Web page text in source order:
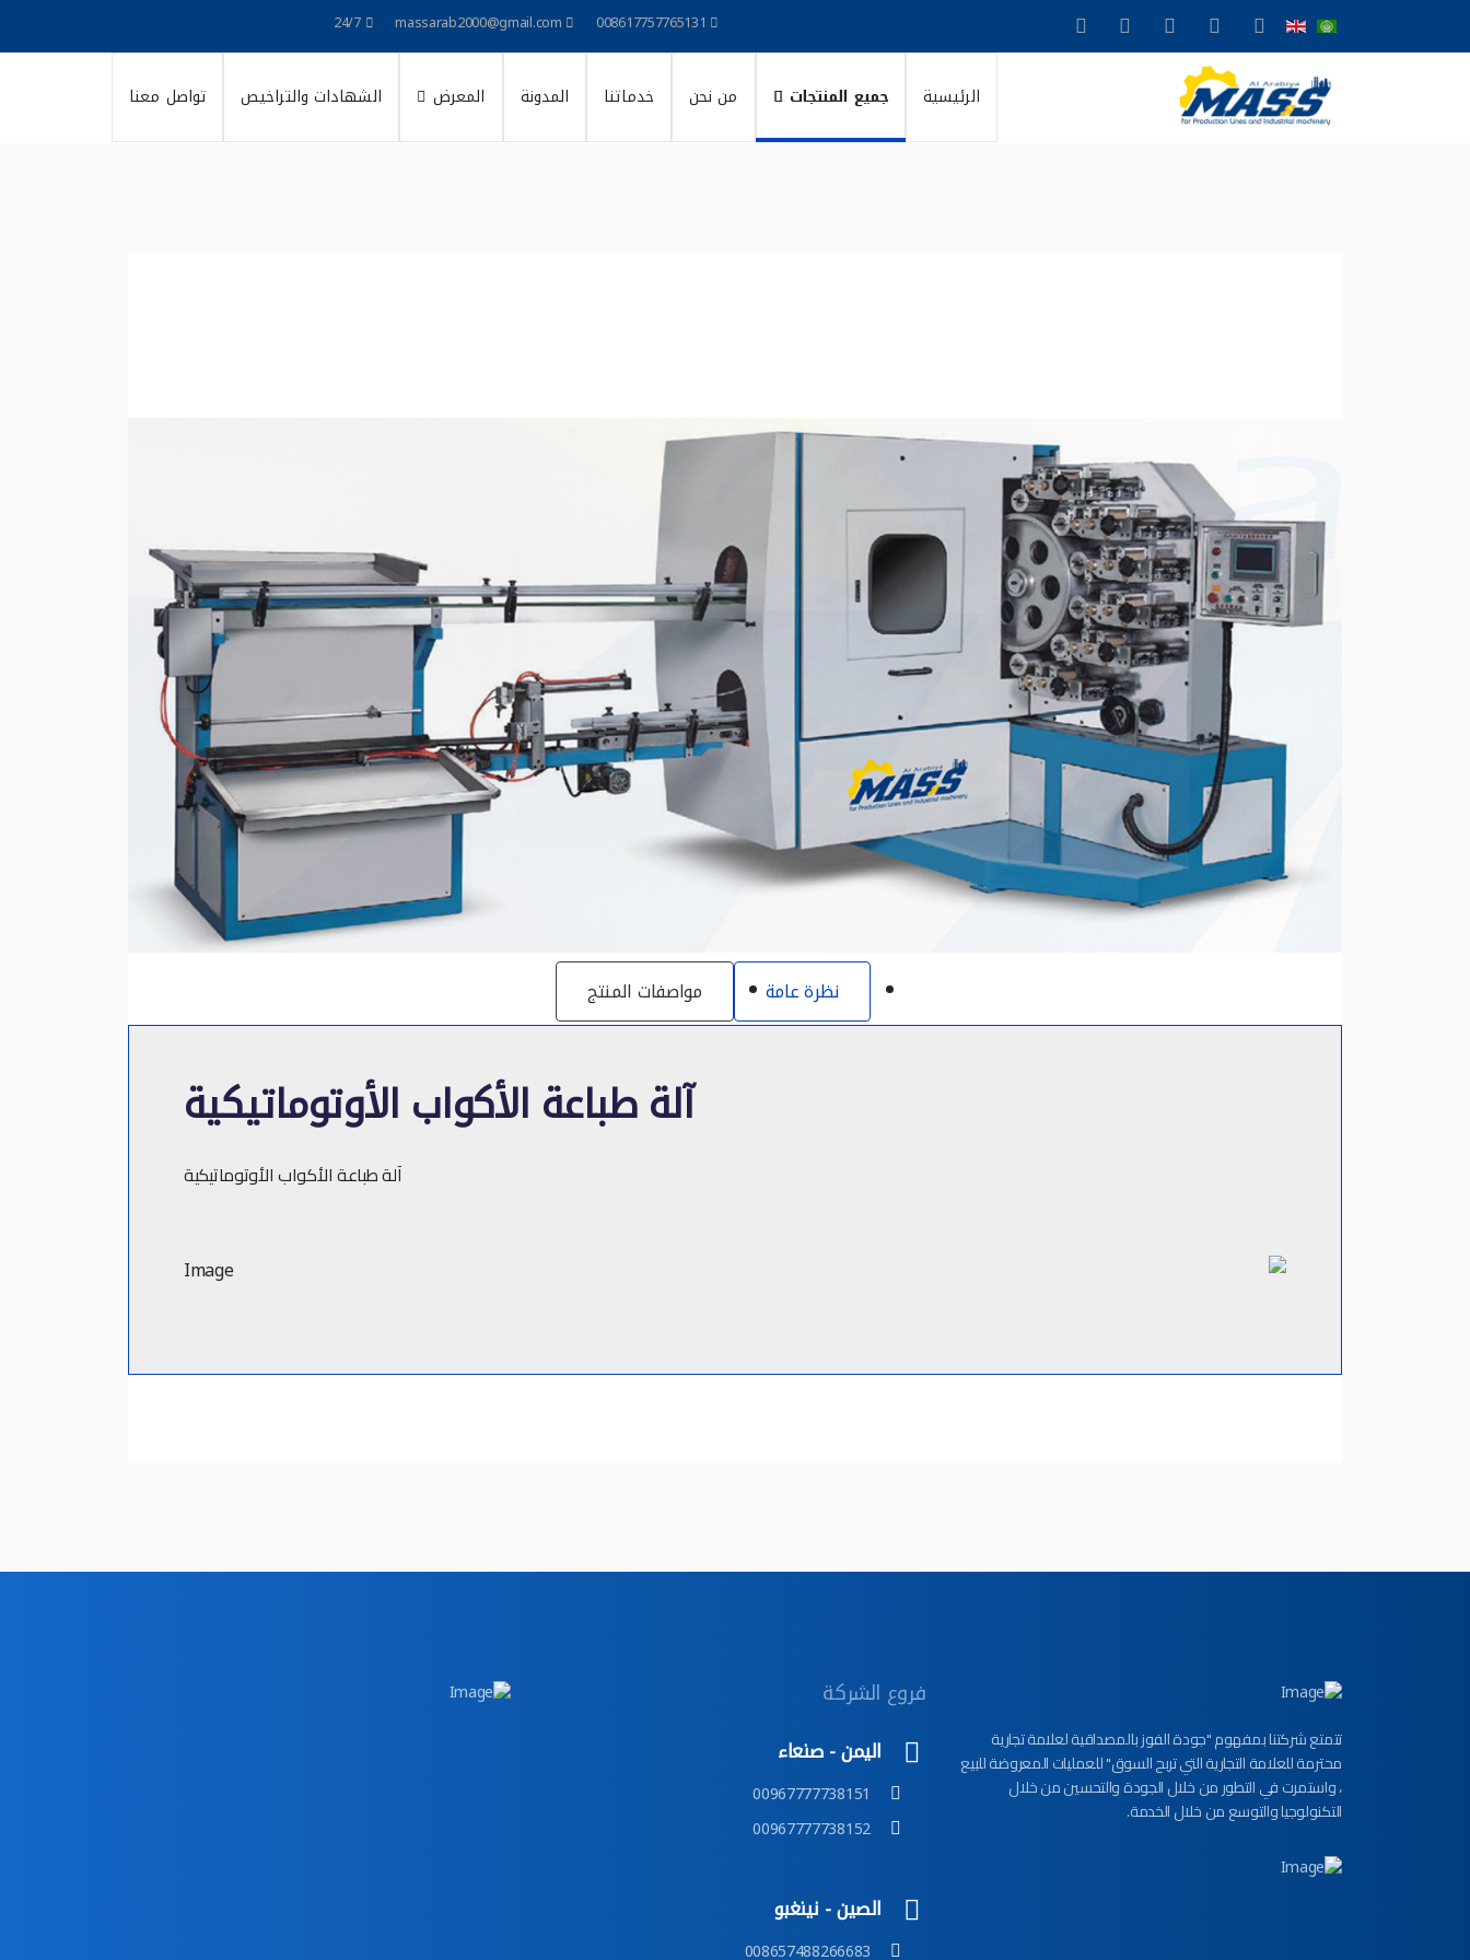
008617757765131
massarab2000@gmail.com
24/7
الرئيسية جميع المنتجات من نحن خدماتنا المدونة المعرض الشهادات والتراخيص تواصل معنا
نظرة عامة مواصفات المنتج
آلة طباعة الأكواب الأوتوماتيكية
آلة طباعة الأكواب الأوتوماتيكية
تتمتع شركتنا بمفهوم "جودة الفوز بالمصداقية لعلامة تجارية
محترمة للعلامة التجارية التي تربح السوق" للعمليات المعروضة للبيع
، واستمرت في التطور من خلال الجودة والتحسين من خلال
التكنولوجيا والتوسع من خلال الخدمة.
فروع الشركة
اليمن - صنعاء
00967777738151
00967777738152
الصين - نينغبو
008657488266683